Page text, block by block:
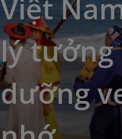
Việt
lý tưởng
dưỡng